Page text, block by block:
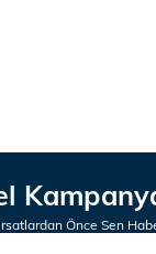
Önce Sen